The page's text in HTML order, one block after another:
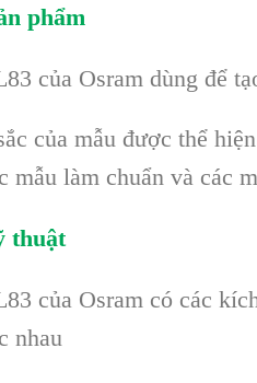
phẩm
của Osram dùng để
của mẫu được thể
mẫu làm chuẩn và các
thuật
của Osram có các
nhau